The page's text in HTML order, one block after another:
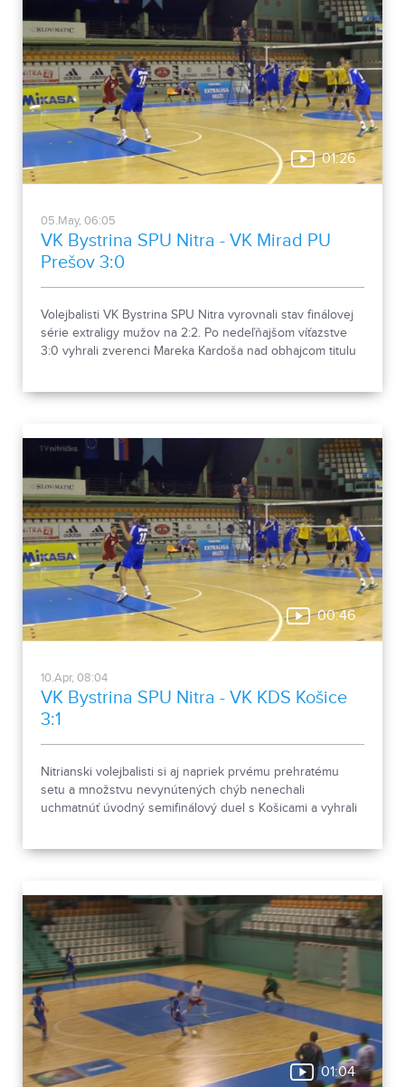
01:26
05.May, 06:05
VK Bystrina SPU Nitra - VK Mirad PU
Prešov 3:0
Volejbalisti VK Bystrina SPU Nitra vyrovnali stav finálovej
série extraligy mužov na 2:2. Po nedeľňajšom víťazstve
3:0 vyhrali zverenci Mareka Kardoša nad obhajcom titulu
00:46
10.Apr, 08:04
VK Bystrina SPU Nitra - VK KDS Košice
3:1
Nitrianski volejbalisti si aj napriek prvému prehratému
setu a množstvu nevynútených chýb nenechali
uchmatnúť úvodný semifinálový duel s Košicami a vyhrali
01:04